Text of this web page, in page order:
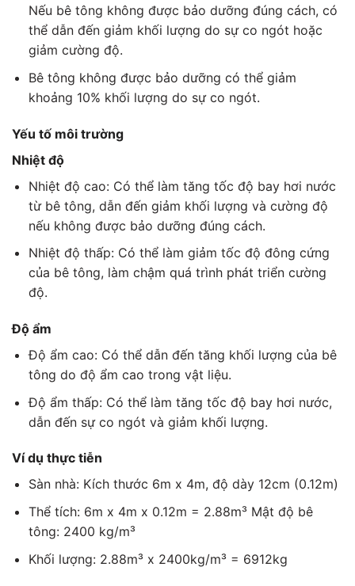
Nếu bê tông không được bảo dưỡng đúng cách, có
thể dẫn đến giảm khối lượng do sự co ngót hoặc
giảm cường độ.
Bê tông không được bảo dưỡng có thể giảm
khoảng 10% khối lượng do sự co ngót.
Yếu tố môi trường
Nhiệt độ
Nhiệt độ cao: Có thể làm tăng tốc độ bay hơi nước
từ bê tông, dẫn đến giảm khối lượng và cường độ
nếu không được bảo dưỡng đúng cách.
Nhiệt độ thấp: Có thể làm giảm tốc độ đông cứng
của bê tông, làm chậm quá trình phát triển cường
độ.
Độ ẩm
Độ ẩm cao: Có thể dẫn đến tăng khối lượng của bê
tông do độ ẩm cao trong vật liệu.
Độ ẩm thấp: Có thể làm tăng tốc độ bay hơi nước,
dẫn đến sự co ngót và giảm khối lượng.
Ví dụ thực tiễn
Sàn nhà: Kích thước 6m x 4m, độ dày 12cm (0.12m)
Thể tích: 6m x 4m x 0.12m = 2.88m³ Mật độ bê
tông: 2400 kg/m³
Khối lượng: 2.88m³ x 2400kg/m³ = 6912kg